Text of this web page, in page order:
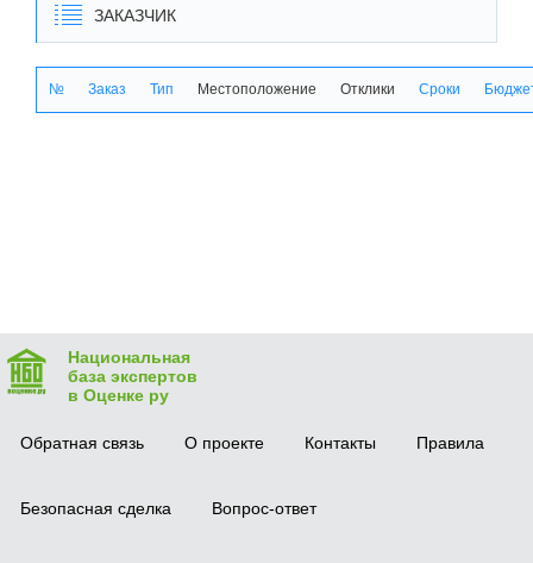
ЗАКАЗЧИК
№ Заказ Тип Местоположение Отклики Сроки
Национальная
база экспертов
в Оценке ру
Обратная связь О проекте Контакты Правила
Безопасная сделка Вопрос-ответ